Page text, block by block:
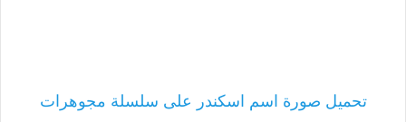
تحميل صورة اسم اسكندر على سلسلة مجوهرات